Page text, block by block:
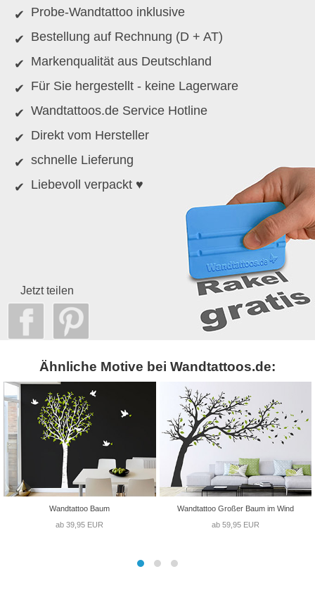
Probe-Wandtattoo inklusive
Bestellung auf Rechnung (D + AT)
Markenqualität aus Deutschland
Für Sie hergestellt - keine Lagerware
Wandtattoos.de Service Hotline
Direkt vom Hersteller
schnelle Lieferung
Liebevoll verpackt ♥
Jetzt teilen
Ähnliche Motive bei Wandtattoos.de:
Wandtattoo Baum
ab 39,95 EUR
Wandtattoo Großer Baum im Wind
ab 59,95 EUR